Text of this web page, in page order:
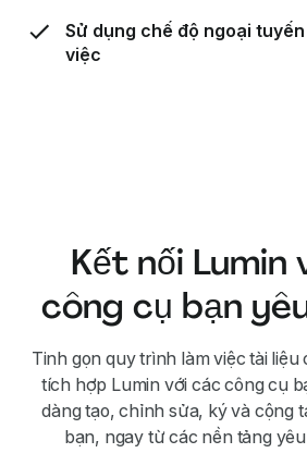
Sử dụng chế độ ngoại
việc
Kết nối Lumin
công cụ bạn
Tinh gọn quy trình làm việc tài
tích hợp Lumin với các công cụ
dàng tạo, chỉnh sửa, ký và cộng
bạn, ngay từ các nền tảng